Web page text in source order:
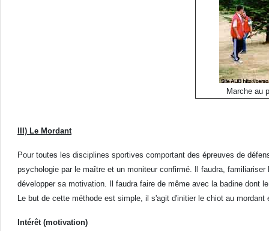
Marche au
III) Le Mordant
Pour toutes les disciplines sportives comportant des épreuves de
psychologie par le maître et un moniteur confirmé. Il faudra,
développer sa motivation. Il faudra faire de même avec la badine dont
Le but de cette méthode est simple, il s'agit d'initier le chiot au mordant
Intérêt (motivation)